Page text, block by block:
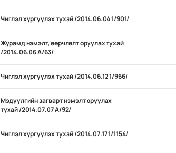
Чиглэл хүргүүлэх тухай /2014.06.04 1/901/
Журамд нэмэлт, өөрчлөлт оруулах тухай
/2014.06.06 А/63/
Чиглэл хүргүүлэх тухай /2014.06.12 1/966/
Мэдүүлгийн загварт нэмэлт оруулах
тухай /2014.07.07 А/92/
Чиглэл хүргүүлэх тухай /2014.07.17 1/1154/